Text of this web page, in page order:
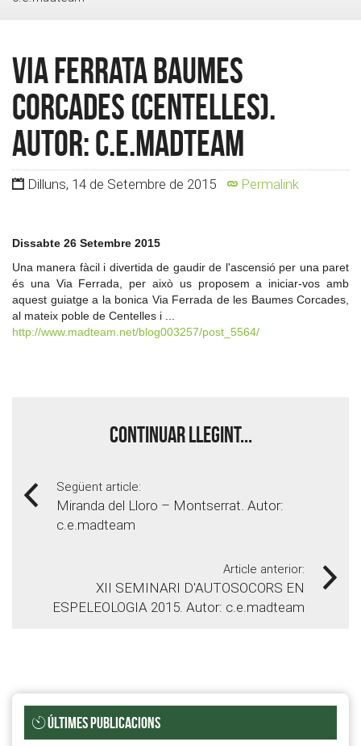
Via ferrata Baumes
Corcades (Centelles).
Autor: c.e.madteam
Dilluns, 14 de Setembre de 2015 Permalink
Dissabte 26 Setembre 2015
Una manera fàcil i divertida de gaudir de l'ascensió per una paret
és una Via Ferrada, per això us proposem a iniciar-vos amb
aquest guiatge a la bonica Via Ferrada de les Baumes Corcades,
al mateix poble de Centelles i ...
http://www.madteam.net/blog003257/post_5564/
Continuar llegint...
Següent article:
Miranda del Lloro – Montserrat. Autor:
c.e.madteam
Article anterior:
XII SEMINARI D'AUTOSOCORS EN
ESPELEOLOGIA 2015. Autor: c.e.madteam
ÚLTIMES PUBLICACIONS